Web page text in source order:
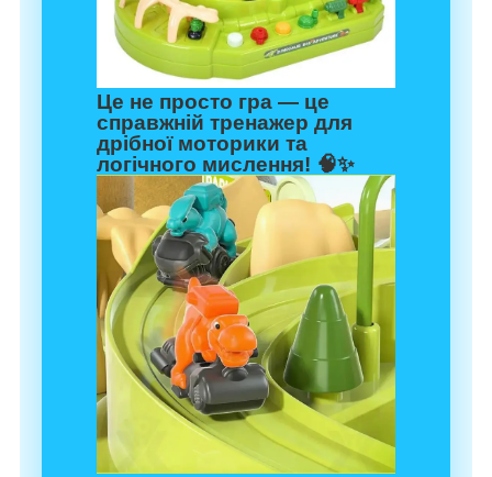
Це не просто гра — це
справжній тренажер для
дрібної моторики та
логічного мислення! 🧠✨